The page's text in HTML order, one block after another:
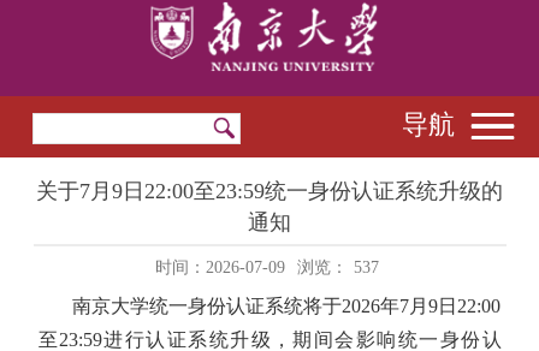
导航
关于7月9日22:00至23:59统一身份认证系统升级的
通知
时间：2026-07-09 浏览： 537
南京大学统一身份认证系统将于2026年7月9日22:00
至23:59进行认证系统升级，期间会影响统一身份认